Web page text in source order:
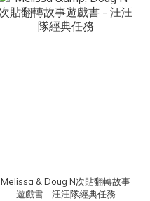
Melissa & Doug N次貼翻轉故事
遊戲書 - 汪汪隊經典任務